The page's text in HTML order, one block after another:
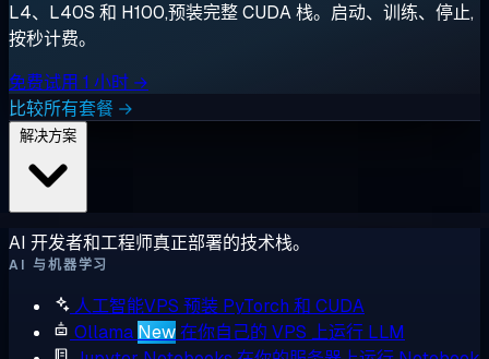
L4、L40S 和 H100,预装完整 CUDA 栈。启动、训练、停止,
按秒计费。
免费试用 1 小时 →
比较所有套餐 →
AI 开发者和工程师真正部署的技术栈。
AI 与机器学习
人工智能VPS 预装 PyTorch 和 CUDA
Ollama New在你自己的 VPS 上运行 LLM